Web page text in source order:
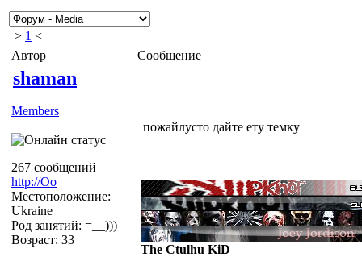
> 1 <
Автор
Сообщение
shaman
Members
267 сообщений
http://Оо
Местоположение:
Ukraine
Род занятий: =__)))
Возраст: 33
пожайлусто дайте ету темку
The Ctulhu KiD